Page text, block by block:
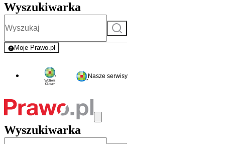
Wyszukiwarka
Szukaj
Moje Prawo.pl
- rejestracja i logowanie do serwisu
Nasze serwisy
Wyszukiwarka